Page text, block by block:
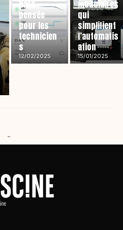
parc
pensée
pour les
technicien
s
12/02/2025
modulaires
qui
simplifient
l’automatis
ation
15/01/2025
-